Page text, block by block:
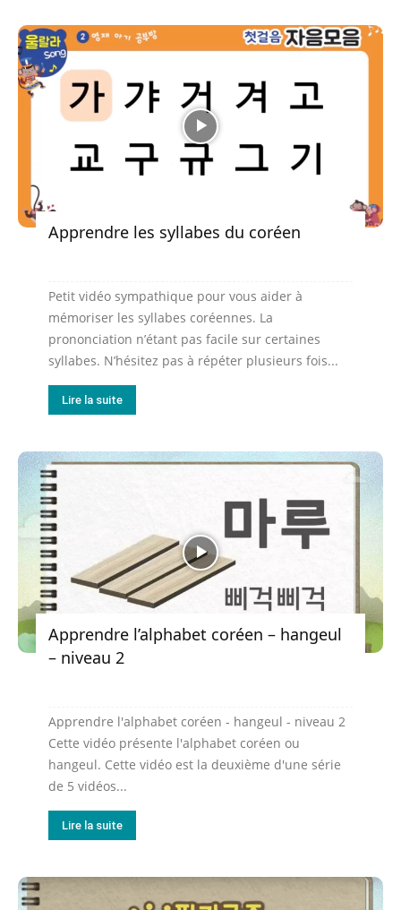
Apprendre les syllabes du coréen
Petit vidéo sympathique pour vous aider à
mémoriser les syllabes coréennes. La
prononciation n’étant pas facile sur certaines
syllabes. N’hésitez pas à répéter plusieurs fois...
Lire la suite
Apprendre l’alphabet coréen – hangeul
– niveau 2
Apprendre l'alphabet coréen - hangeul - niveau 2
Cette vidéo présente l'alphabet coréen ou
hangeul. Cette vidéo est la deuxième d'une série
de 5 vidéos...
Lire la suite